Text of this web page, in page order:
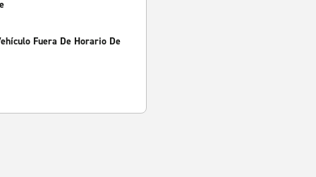
Fuera De Horario De